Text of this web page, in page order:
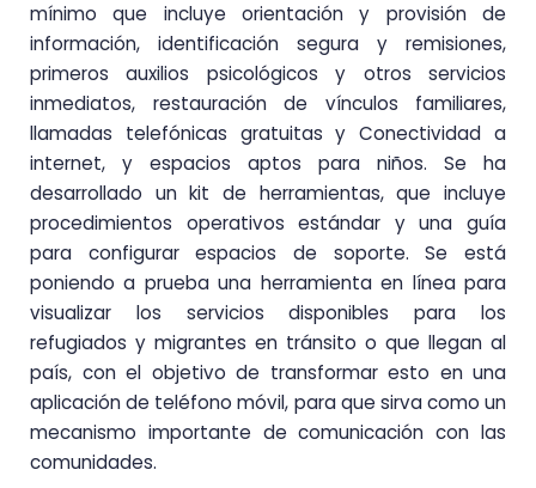
mínimo que incluye orientación y provisión de
información, identificación segura y remisiones,
primeros auxilios psicológicos y otros servicios
inmediatos, restauración de vínculos familiares,
llamadas telefónicas gratuitas y Conectividad a
internet, y espacios aptos para niños. Se ha
desarrollado un kit de herramientas, que incluye
procedimientos operativos estándar y una guía
para configurar espacios de soporte. Se está
poniendo a prueba una herramienta en línea para
visualizar los servicios disponibles para los
refugiados y migrantes en tránsito o que llegan al
país, con el objetivo de transformar esto en una
aplicación de teléfono móvil, para que sirva como un
mecanismo importante de comunicación con las
comunidades.